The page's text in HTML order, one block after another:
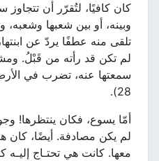
كان كافيًا، لتُقرّر أن تتجاوز
وبينه، أو بين شعبها وشعبه،
تلقى منه عطفًا يردّ عن
لم تكن قد رأته من قَبْلُ.
28).
أمّا يسوع، فكان ينتظرها!
لم يكن مصادفة. أيضًا، كان هو
معها. كانت هي تحتـاج إليـه